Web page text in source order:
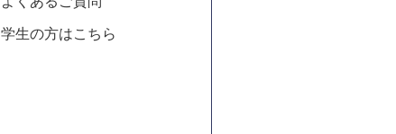
学生の方はこちら